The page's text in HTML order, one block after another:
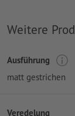
Weitere
Ausführung
matt gestrichen
Veredelung